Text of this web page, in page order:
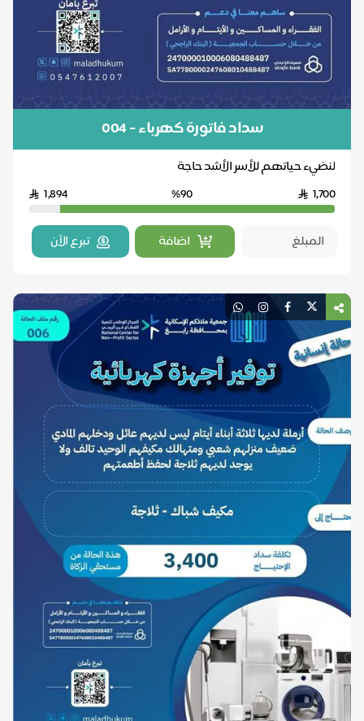
سداد فاتورة كهرباء - 004
لنضيء حياتهم للأسر الأشد حاجة
1,700
%90
1,894
اضافة تبرع الآن